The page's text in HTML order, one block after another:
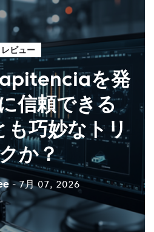
レビュー
を発
信頼できる
も巧妙なトリ
か？
- 7月 07, 2026